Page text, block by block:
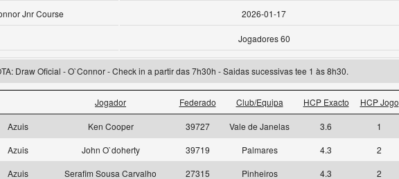
Jnr Course 2026-01-17
Jogadores 60
Draw Oficial - O`Connor - Check in a partir das 7h30h - Saidas sucessivas tee 1 às 8h30.
Jogador Federado Club/Equipa HCP Exacto HCP Jogo
Azuis Ken Cooper 39727 Vale de Janelas 3.6
1
Azuis John O`doherty 39719 Palmares 4.3
2
Azuis Serafim Sousa Carvalho 27315 Pinheiros 4.3
2